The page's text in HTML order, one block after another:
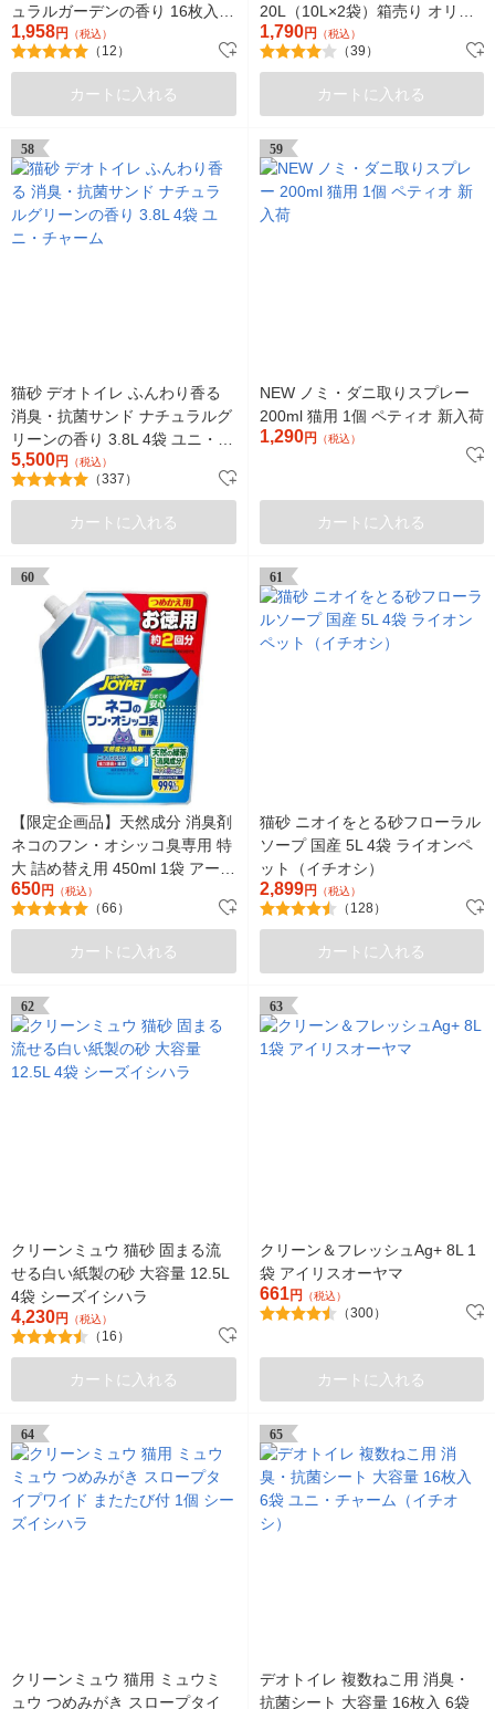
ュラルガーデンの香り 16枚入 1
袋 ユニ・チャーム
1,958円 （税込）
（12）
カートに入れる
20L（10L×2袋）箱売り オリジ
ナル 限定
1,790円 （税込）
（39）
カートに入れる
58
猫砂 デオトイレ ふんわり香る
消臭・抗菌サンド ナチュラルグ
リーンの香り 3.8L 4袋 ユニ・チ
ャーム
5,500円 （税込）
（337）
カートに入れる
59
NEW ノミ・ダニ取りスプレー
200ml 猫用 1個 ペティオ 新入荷
1,290円 （税込）
カートに入れる
60
【限定企画品】天然成分 消臭剤
ネコのフン・オシッコ臭専用 特
大 詰め替え用 450ml 1袋 アー
ス・ペット
650円 （税込）
（66）
カートに入れる
61
猫砂 ニオイをとる砂フローラル
ソープ 国産 5L 4袋 ライオンペ
ット（イチオシ）
2,899円 （税込）
（128）
カートに入れる
62
クリーンミュウ 猫砂 固まる流
せる白い紙製の砂 大容量 12.5L
4袋 シーズイシハラ
4,230円 （税込）
（16）
カートに入れる
63
クリーン＆フレッシュAg+ 8L 1
袋 アイリスオーヤマ
661円 （税込）
（300）
カートに入れる
64
クリーンミュウ 猫用 ミュウミ
ュウ つめみがき スロープタイ
65
デオトイレ 複数ねこ用 消臭・
抗菌シート 大容量 16枚入 6袋